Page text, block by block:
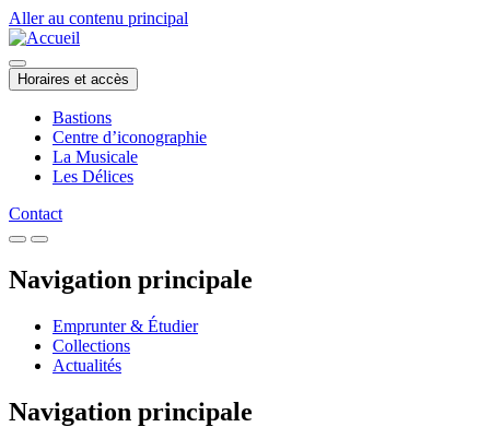
Aller au contenu principal
Horaires et accès
Bastions
Centre d’iconographie
La Musicale
Les Délices
Contact
Navigation principale
Emprunter & Étudier
Collections
Actualités
Navigation principale